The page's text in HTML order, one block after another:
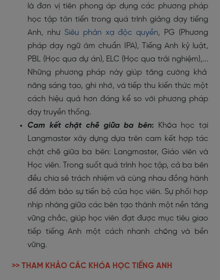
làđơn vị tiên phong áp dụng các phương pháp
học tập tân tiến trong quá trình giảng dạy tiếng
Anh, như Siêu phản xạ độc quyền, PG (Phương
pháp dạy ngữ âm chuẩn IPA), Tiếng Anh kỷ luật,
PBL (Học qua dự án), ELC (Học qua trải nghiệm),...
Những phương pháp này giúp tăng cường khả
năng sáng tạo, ghi nhớ, và tiếp thu kiến thức một
cách hiệu quả hơn đáng kể so với phương pháp
dạy truyền thống.
Cam kết chặt chẽ giữa ba bên:
Khóa học tại
Langmaster xây dựng dựa trên cam kết hợp tác
chặt chẽ giữa ba bên: Langmaster, Giáo viên và
Học viên. Trong suốt quá trình học tập, cả ba bên
đều chia sẻ trách nhiệm và cùng nhauđồng hành
để đảm bảo sự tiến bộ của học viên. Sự phối hợp
nhịp nhàng giữa các bên tạo thành một nền tảng
vững chắc, giúp học viên đạt được mục tiêugiao
tiếp tiếng Anh một cách nhanh chóng và bền
vững.
>> THAM KHẢO CÁC KHÓA HỌC TIẾNG ANH